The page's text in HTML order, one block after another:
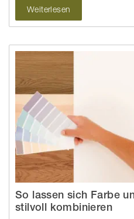
Weiterlesen
So lassen sich Farbe
stilvoll kombinieren